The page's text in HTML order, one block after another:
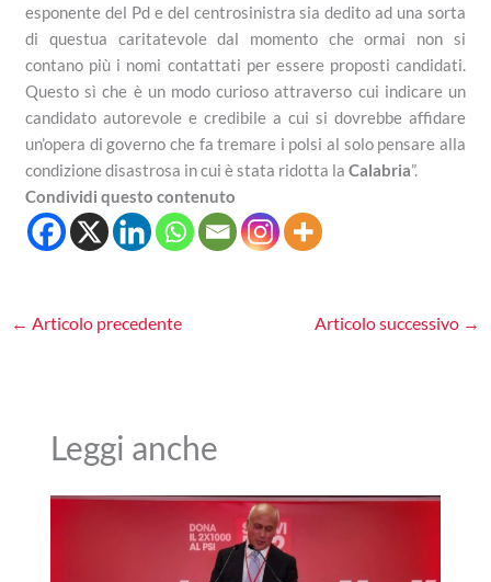
esponente del Pd e del centrosinistra sia dedito ad una sorta
di questua caritatevole dal momento che ormai non si
contano più i nomi contattati per essere proposti candidati.
Questo sì che è un modo curioso attraverso cui indicare un
candidato autorevole e credibile a cui si dovrebbe affidare
un’opera di governo che fa tremare i polsi al solo pensare alla
condizione disastrosa in cui è stata ridotta laCalabria”.
Condividi questo contenuto
← Articolo precedente Articolo successivo →
Leggi anche